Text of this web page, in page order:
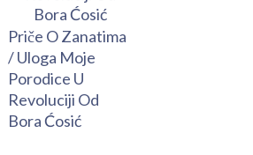
Priče O Zanatima
/ Uloga Moje
Porodice U
Revoluciji Od
Bora Ćosić